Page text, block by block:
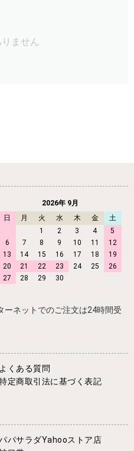
ません
2026年 9月
日
月 火 水 木 金
土
1
2 3 4
5
6
7 8 9 10 11
12
13
14 15 16 17 18
19
20
21 22 23 24 25
26
27
28 29 30
ーネットでのご注文は24時間受
よくある質問
定商取引法に基づく表記
パサラダYahooストア店